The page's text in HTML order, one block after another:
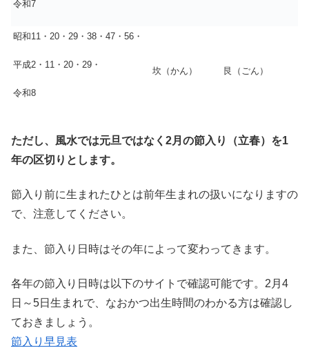
令和7
昭和11・20・29・38・47・56・
平成2・11・20・29・
令和8
坎（かん） 艮（ごん）
ただし、風水では元旦ではなく2月の節入り（立春）を1
年の区切りとします。
節入り前に生まれたひとは前年生まれの扱いになりますの
で、注意してください。
また、節入り日時はその年によって変わってきます。
各年の節入り日時は以下のサイトで確認可能です。2月4
日～5日生まれで、なおかつ出生時間のわかる方は確認し
ておきましょう。
節入り早見表